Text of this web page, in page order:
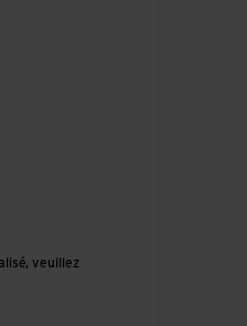
veuillez